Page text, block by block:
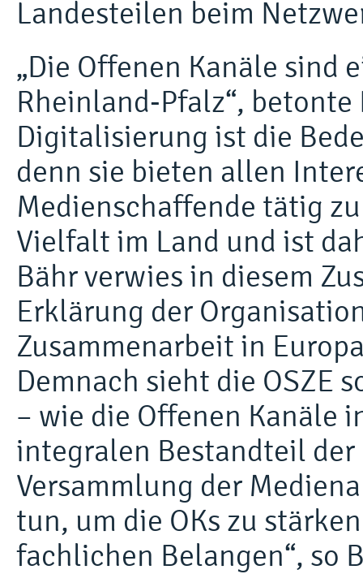
Landesteilen beim
„Die Offenen Kanäle sind
Rheinland-Pfalz“, betonte
Digitalisierung ist die
denn sie bieten allen
Medienschaffende tätig
Vielfalt im Land und ist
Bähr verwies in diesem
Erklärung der
Zusammenarbeit in
Demnach sieht die OSZE
– wie die Offenen Kanäle
integralen Bestandteil der
Versammlung der
tun, um die OKs zu
fachlichen Belangen“, so